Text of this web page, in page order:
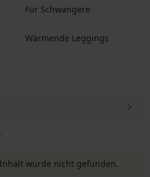
Für Schwangere
Wärmende Leggings
wurde nicht gefunden.